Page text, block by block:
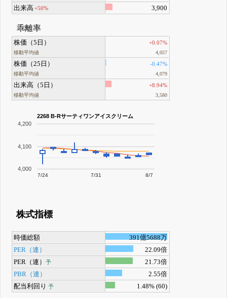
出来高 +50% 3,900
乖離率
株価（5日）
移動平均値
+0.07%
4,057
株価（25日）
移動平均値
-0.47%
4,079
出来高（5日）
移動平均値
+8.94%
3,580
2268 B-Rサーティワンアイスクリーム
7/24 7/31 8/7
4,000
4,100
4,200
株式指標
時価総額
391億5688万
PER（連）
22.09倍
PER（連）予
21.73倍
PBR（連）
2.55倍
配当利回り 予 1.48% (60)